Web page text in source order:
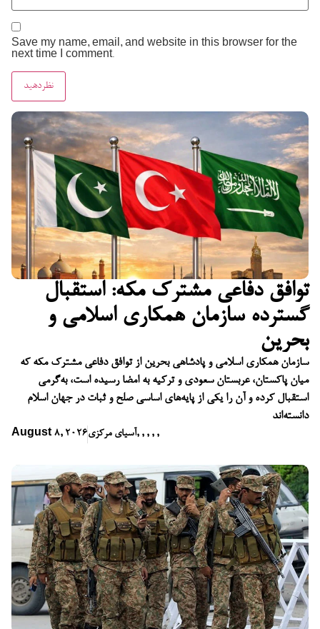
توافق دفاعی مشترک مکه: استقبال
گسترده سازمان همکاری اسلامی و
بحرین
سازمان همکاری اسلامی و پادشاهی بحرین از توافق دفاعی مشترک مکه که
میان پاکستان، عربستان سعودی و ترکیه به امضا رسیده است، به‌گرمی
استقبال کرده و آن را یکی از پایه‌های اساسی صلح و ثبات در جهان اسلام
دانسته‌اند
August 8, 2026آسیای مرکزی, , , , ,
Save my name, email, and website in this browser for the
next time I comment.